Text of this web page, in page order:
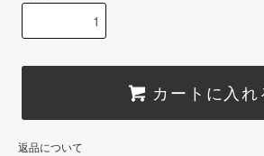
カートに入れ
返品について